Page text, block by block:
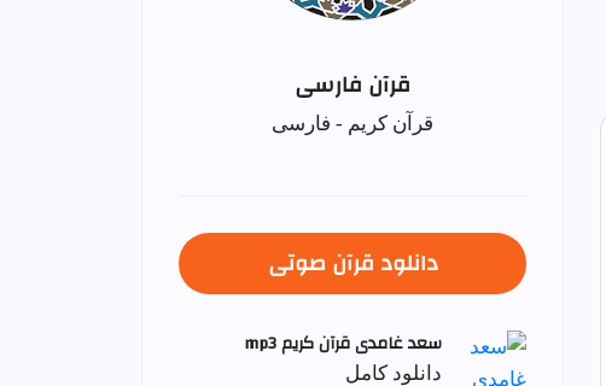
قرآن فارسی
قرآن کریم - فارسی
دانلود قرآن صوتی
سعد غامدی قرآن کریم mp3
دانلود کامل